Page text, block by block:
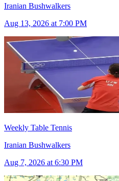
Iranian Bushwalkers
Aug 13, 2026 at 7:00 PM
Weekly Table Tennis
Iranian Bushwalkers
Aug 7, 2026 at 6:30 PM